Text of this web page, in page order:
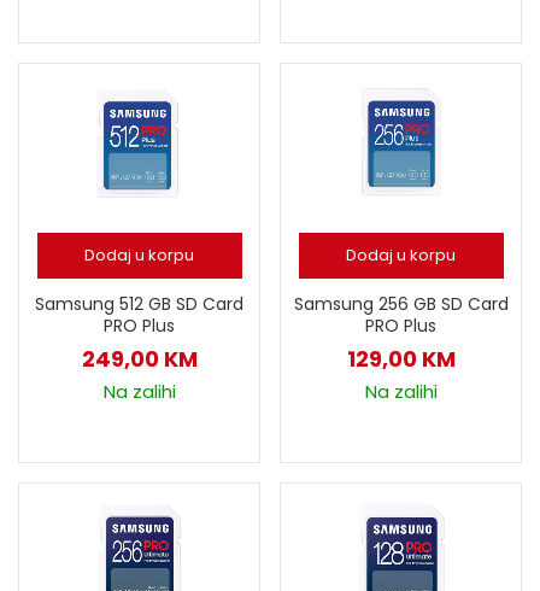
Dodaj u korpu
Samsung 512 GB SD Card
PRO Plus
249,00 KM
Na zalihi
Dodaj u korpu
Samsung 256 GB SD Card
PRO Plus
129,00 KM
Na zalihi